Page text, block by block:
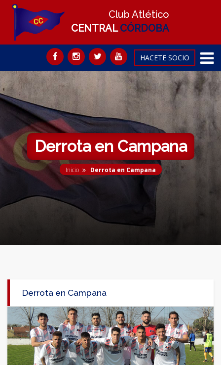
Club Atlético
CENTRALCÓRDOBA
HACETE SOCIO
Derrota en Campana
Inicio Derrota en Campana
Derrota en Campana